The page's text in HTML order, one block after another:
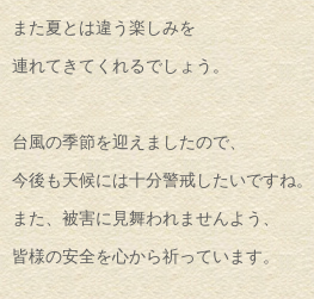
また夏とは違う楽しみを
連れてきてくれるでしょう。
台風の季節を迎えましたので、
今後も天候には十分警戒したいですね。
また、被害に見舞われませんよう、
皆様の安全を心から祈っています。